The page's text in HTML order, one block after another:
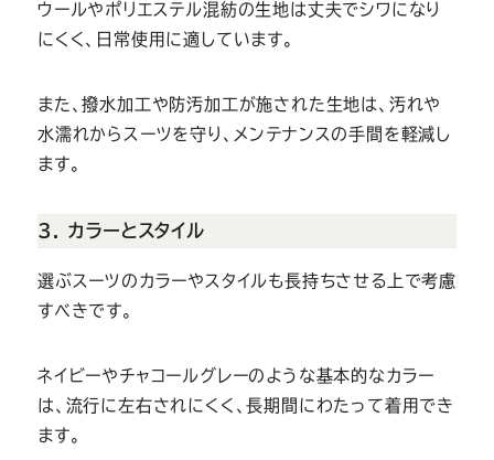
ウールやポリエステル混紡の生地は丈夫でシワになり
にくく、日常使用に適しています。
また、撥水加工や防汚加工が施された生地は、汚れや
水濡れからスーツを守り、メンテナンスの手間を軽減し
ます。
3. カラーとスタイル
選ぶスーツのカラーやスタイルも長持ちさせる上で考慮
すべきです。
ネイビーやチャコールグレーのような基本的なカラー
は、流行に左右されにくく、長期間にわたって着用でき
ます。